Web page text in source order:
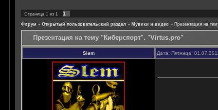
Страница 1 из 1 1
Форум » Открытый пользовательский раздел » Мувики и видео » Презентация на
Презентация на тему "Киберспорт". "Virtus.pro"
Slem Дата: Пятница,